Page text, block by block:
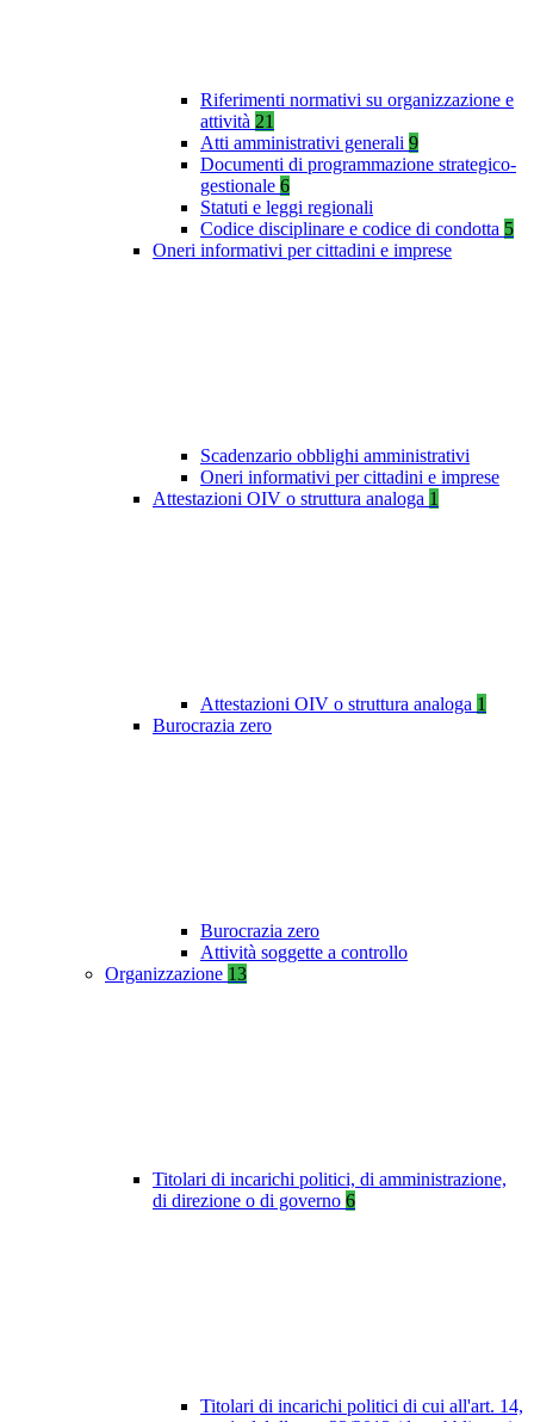
Riferimenti normativi su organizzazione e
attività 21
Atti amministrativi generali 9
Documenti di programmazione strategico-
gestionale 6
Statuti e leggi regionali
Codice disciplinare e codice di condotta 5
Oneri informativi per cittadini e imprese
Scadenzario obblighi amministrativi
Oneri informativi per cittadini e imprese
Attestazioni OIV o struttura analoga 1
Attestazioni OIV o struttura analoga 1
Burocrazia zero
Burocrazia zero
Attività soggette a controllo
Organizzazione 13
Titolari di incarichi politici, di amministrazione,
di direzione o di governo 6
Titolari di incarichi politici di cui all'art. 14,